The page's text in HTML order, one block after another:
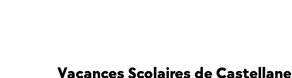
Vacances Scolaires de Castellane